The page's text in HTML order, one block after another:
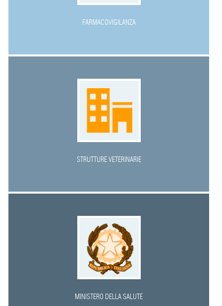
FARMACOVIGILANZA
STRUTTURE VETERINARIE
MINISTERO DELLA SALUTE